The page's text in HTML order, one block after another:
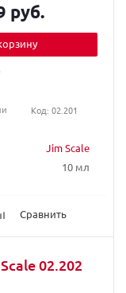
Jim Scale
10 мл
Сравнить
руб.
Код: 02.201
02.202